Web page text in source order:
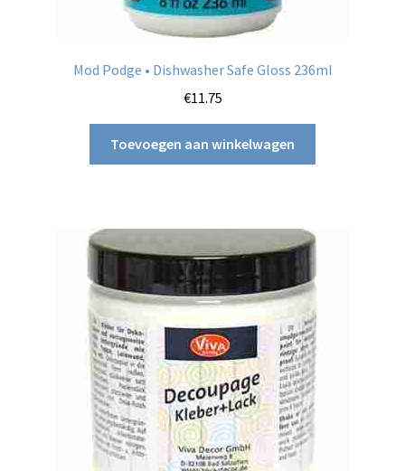
Mod Podge • Dishwasher Safe Gloss 236ml
€11.75
Toevoegen aan winkelwagen